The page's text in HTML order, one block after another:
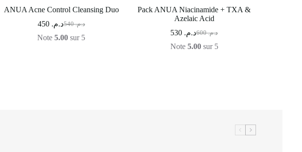
ANUA Acne Control Cleansing Duo
د.م.540 د.م. 450
Note5.00 sur 5
Pack ANUA Niacinamide + TXA &
Azelaic Acid
د.م.600 د.م.
Note 5.00sur 5